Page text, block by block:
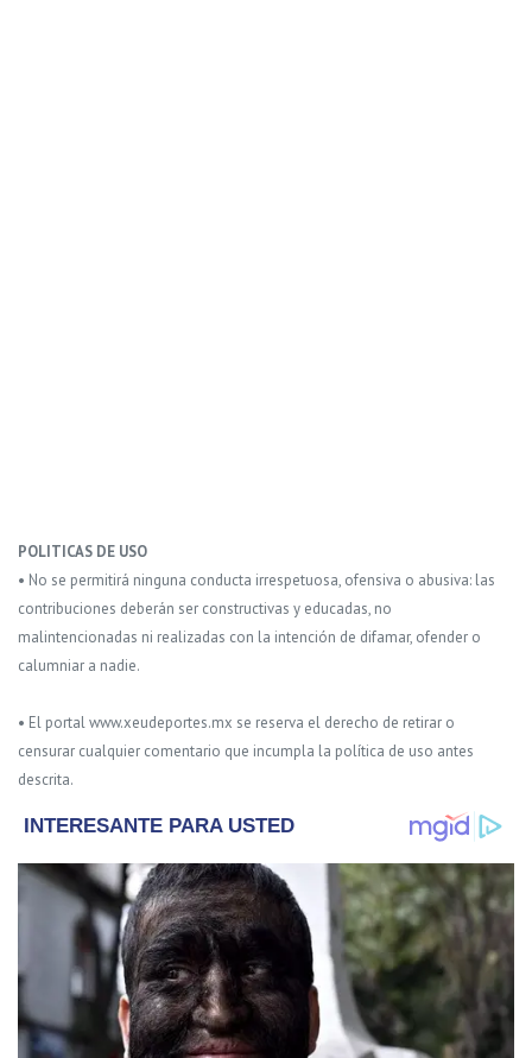
POLITICAS DE USO
• No se permitirá ninguna conducta irrespetuosa, ofensiva o abusiva: las
contribuciones deberán ser constructivas y educadas, no
malintencionadas ni realizadas con la intención de difamar, ofender o
calumniar a nadie.
• El portal www.xeudeportes.mx se reserva el derecho de retirar o
censurar cualquier comentario que incumpla la política de uso antes
descrita.